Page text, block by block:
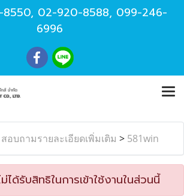
, 02-920-8588, 099-246-
6996
สอบถามรายละเอียดเพิ่มเติม > 581win
ด้รับสิทธิในการเข้าใช้งานในส่วนนี้